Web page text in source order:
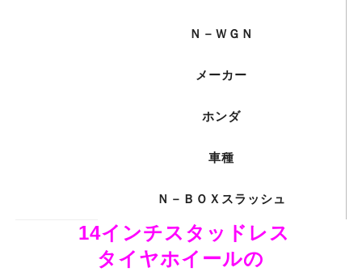
Ｎ－ＷＧＮ
メーカー
ホンダ
車種
Ｎ－ＢＯＸスラッシュ
14インチスタッドレス
タイヤホイールの